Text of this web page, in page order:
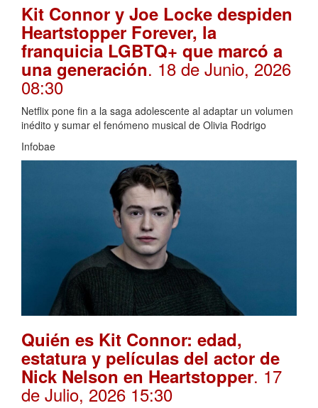
Kit Connor y Joe Locke despiden
Heartstopper Forever, la
franquicia LGBTQ+ que marcó a
una generación. 18 de Junio, 2026
08:30
Netflix pone fin a la saga adolescente al adaptar un volumen
inédito y sumar el fenómeno musical de Olivia Rodrigo
Infobae
Quién es Kit Connor: edad,
estatura y películas del actor de
Nick Nelson en Heartstopper. 17
de Julio, 2026 15:30